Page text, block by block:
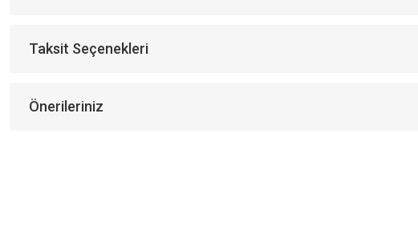
Taksit Seçenekleri
Önerileriniz